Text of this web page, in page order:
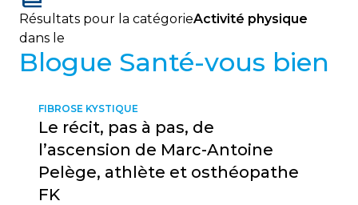
Résultats pour la catégorieActivité physique
dans le
Blogue Santé-vous bien
FIBROSE KYSTIQUE
Le récit, pas à pas, de
l’ascension de Marc-Antoine
Pelège, athlète et osthéopathe
FK
l'affût
des
nouveautés.
Lien